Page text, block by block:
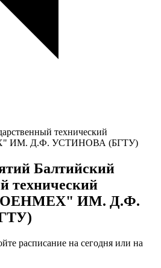
Балтийский
технический
ИМ. Д.Ф.
расписание на сегодня или на